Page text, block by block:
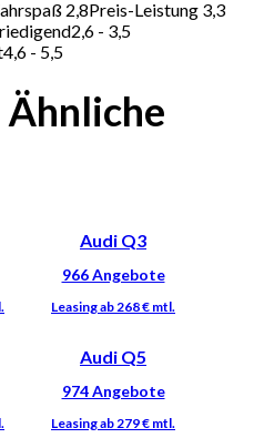
2,8Preis-Leistung 3,3
2,6 - 3,5
4,6 - 5,5
Audi Q3
Audi Q5